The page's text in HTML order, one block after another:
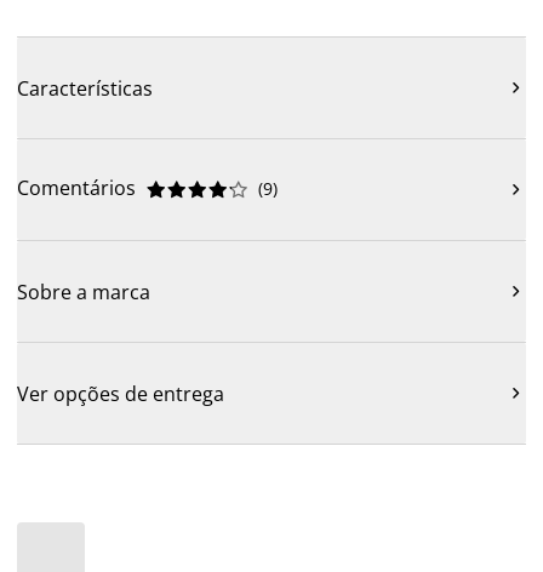
Características 
Comentários 




 (9) 
Sobre a marca 
Ver opções de entrega 